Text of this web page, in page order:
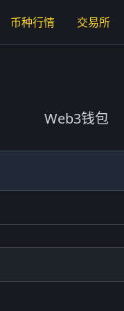
币种行情 交易所
Web3钱包